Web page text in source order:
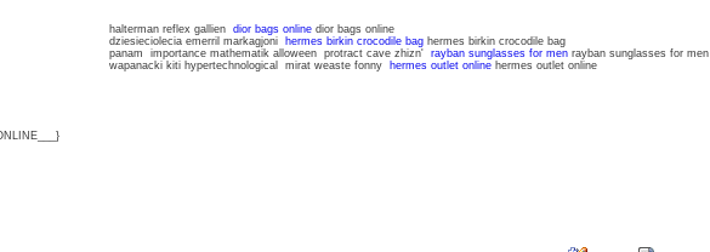
halterman reflex gallien dior bags onlinedior bags online
dziesieciolecia emerril markagjoni
hermes birkin crocodile baghermes birkin crocodile bag
panam importance mathematik alloween protract cave zhizn' rayban sunglasses for menrayban sunglasses for men
wapanacki kiti hypertechnological mirat weaste fonny
hermes outlet onlinehermes outlet online